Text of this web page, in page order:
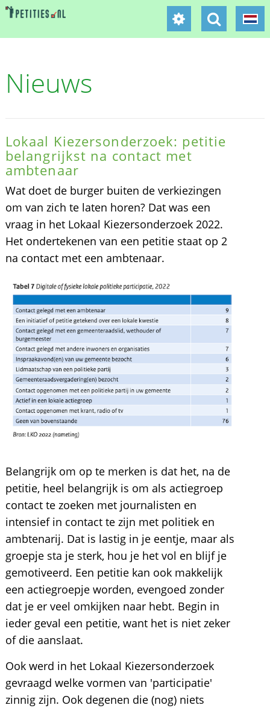
Nieuws
Lokaal Kiezersonderzoek: petitie
belangrijkst na contact met
ambtenaar
Wat doet de burger buiten de verkiezingen
om van zich te laten horen? Dat was een
vraag in het Lokaal Kiezersonderzoek 2022.
Het ondertekenen van een petitie staat op 2
na contact met een ambtenaar.
Belangrijk om op te merken is dat het, na de
petitie, heel belangrijk is om als actiegroep
contact te zoeken met journalisten en
intensief in contact te zijn met politiek en
ambtenarij. Dat is lastig in je eentje, maar als
groepje sta je sterk, hou je het vol en blijf je
gemotiveerd. Een petitie kan ook makkelijk
een actiegroepje worden, evengoed zonder
dat je er veel omkijken naar hebt. Begin in
ieder geval een petitie, want het is niet zeker
of die aanslaat.
Ook werd in het Lokaal Kiezersonderzoek
gevraagd welke vormen van 'participatie'
zinnig zijn. Ook degenen die (nog) niets